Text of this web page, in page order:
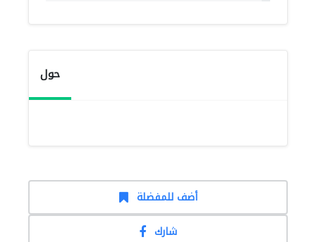
حول
أضف للمفضلة
شارك